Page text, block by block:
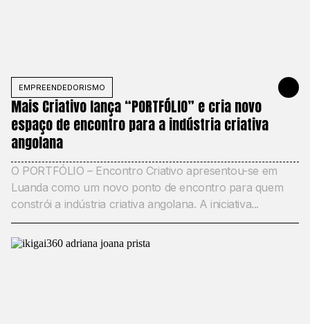
EMPREENDEDORISMO
Mais Criativo lança “PORTFÓLIO” e cria novo
espaço de encontro para a indústria criativa
angolana
O PORTFÓLIO – Encontro Criativo apresentou-se em
Luanda como um novo ponto de encontro para quem
constrói a indústria criativa angolana. A iniciativa...